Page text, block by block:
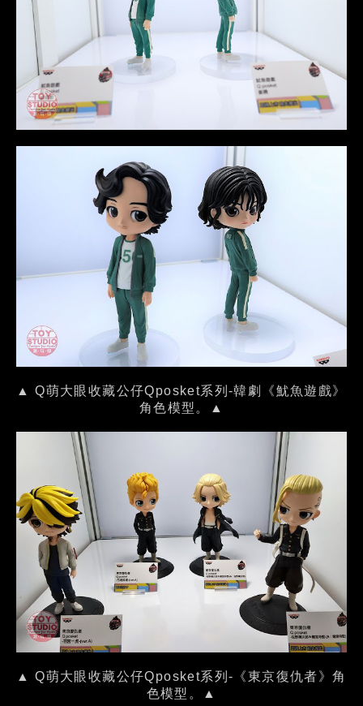
▲ Q萌大眼收藏公仔Qposket系列-韓劇《魷魚遊戲》
角色模型。▲
▲ Q萌大眼收藏公仔Qposket系列-《東京復仇者》角
色模型。▲